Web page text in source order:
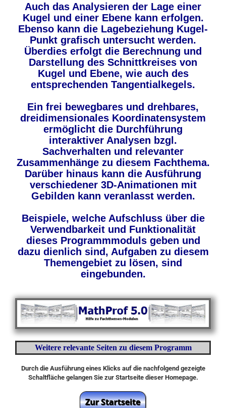
Auch das Analysieren der Lage einer
Kugel und einer Ebene kann erfolgen.
Ebenso kann die Lagebeziehung Kugel-
Punkt grafisch untersucht werden.
Überdies erfolgt die Berechnung und
Darstellung des Schnittkreises von
Kugel und Ebene, wie auch des
entsprechenden Tangentialkegels.
Ein frei bewegbares und drehbares,
dreidimensionales Koordinatensystem
ermöglicht die Durchführung
interaktiver Analysen bzgl.
Sachverhalten und relevanter
Zusammenhänge zu diesem Fachthema.
Darüber hinaus kann die Ausführung
verschiedener 3D-Animationen mit
Gebilden kann veranlasst werden.
Beispiele, welche Aufschluss über die
Verwendbarkeit und Funktionalität
dieses Programmmoduls geben und
dazu dienlich sind, Aufgaben zu diesem
Themengebiet zu lösen, sind
eingebunden.
Weitere relevante Seiten zu diesem Programm
Durch die Ausführung eines Klicks auf die nachfolgend gezeigte
Schaltfläche gelangen Sie zur Startseite dieser Homepage.